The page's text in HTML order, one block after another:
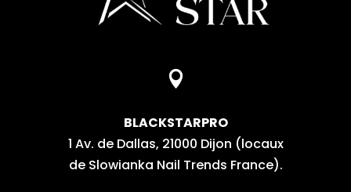

BLACKSTARPRO
1 Av. de Dallas, 21000 Dijon (locaux
de Slowianka Nail Trends France).